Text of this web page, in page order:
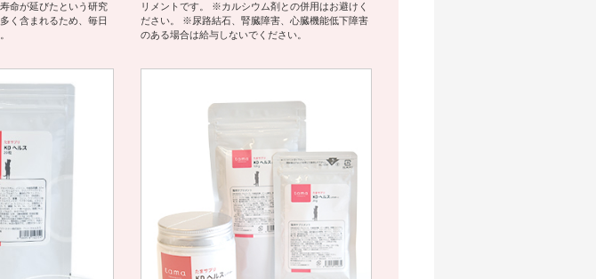
命が延びたという研究
く含まれるため、毎日
リメントです。 ※カルシウム剤との併用はお避けく
ださい。 ※尿路結石、腎臓障害、心臓機能低下障害
のある場合は給与しないでください。